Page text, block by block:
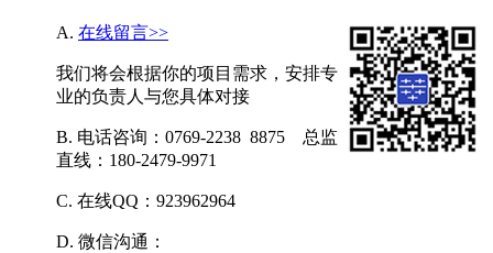
A. 在线留言>>
我们将会根据你的项目需求，安排专
业的负责人与您具体对接
B. 电话咨询：0769-2238 8875 总监
直线：180-2479-9971
C. 在线QQ：923962964
D. 微信沟通：